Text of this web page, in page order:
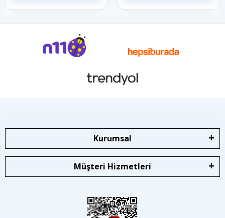
Kurumsal
Müşteri Hizmetleri